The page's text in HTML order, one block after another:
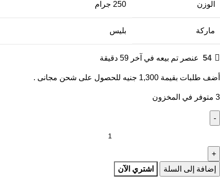
الوزن 250 جرام
ماركة بليس
54 عنصر تم بيعه في آخر 59 دقيقة
أضف طلبات بقيمة 1,300 جنيه للحصول على شحن مجانى .
3 متوفر في المخزون
إضافة إلى السلة اشتري الآن